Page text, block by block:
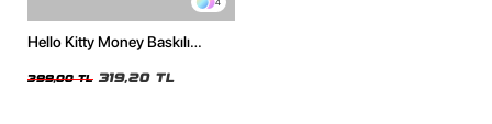
Hello Kitty Money Baskılı
399,00 TL 319,20 TL